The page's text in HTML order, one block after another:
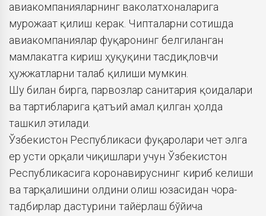
авиакомпанияларнинг ваколатхоналарига
мурожаат қилиш керак. Чипталарни сотишда
авиакомпаниялар фуқаронинг белгиланган
мамлакатга кириш ҳуқуқини тасдиқловчи
ҳужжатларни талаб қилиши мумкин.
Шу билан бирга, парвозлар санитария қоидалари
ва тартибларига қатъий амал қилган ҳолда
ташкил этилади.
Ўзбекистон Республикаси фуқаролари чет элга
ер усти орқали чиқишлари учун Ўзбекистон
Республикасига коронавируснинг кириб келиши
ва тарқалишини олдини олиш юзасидан чора-
тадбирлар дастурини тайёрлаш бўйича